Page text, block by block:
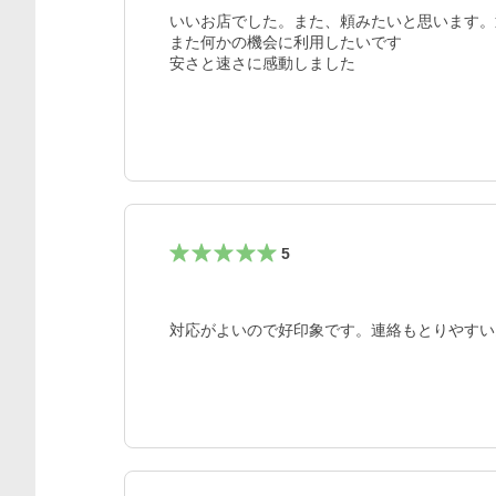
いいお店でした。また、頼みたいと思います
また何かの機会に利用したいです
安さと速さに感動しました
5
対応がよいので好印象です。連絡もとりやすい